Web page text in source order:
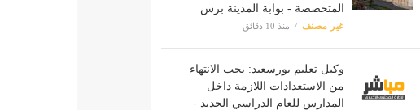
المتخصصة - بوابة المدينة برس
غير مصنف منذ 10 دقائق
وكيل تعليم بورسعيد: يجب الانتهاء
من الاستعدادات اللازمة داخل
المدارس للعام الدراسي الجديد -